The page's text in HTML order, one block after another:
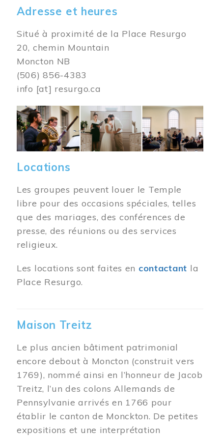
Adresse et heures
Situé à proximité de la Place Resurgo
20, chemin Mountain
Moncton NB
(506) 856-4383
info [at] resurgo.ca
Image
Locations
Les groupes peuvent louer le Temple
libre pour des occasions spéciales, telles
que des mariages, des conférences de
presse, des réunions ou des services
religieux.
Les locations sont faites en contactant la
Place Resurgo.
Maison Treitz
Le plus ancien bâtiment patrimonial
encore debout à Moncton (construit vers
1769), nommé ainsi en l’honneur de Jacob
Treitz, l’un des colons Allemands de
Pennsylvanie arrivés en 1766 pour
établir le canton de Monckton. De petites
expositions et une interprétation